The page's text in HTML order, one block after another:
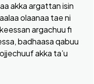
akka argattan isin
olaanaa tae ni
argachuu fi
badhaasa qabuu
akka ta’u